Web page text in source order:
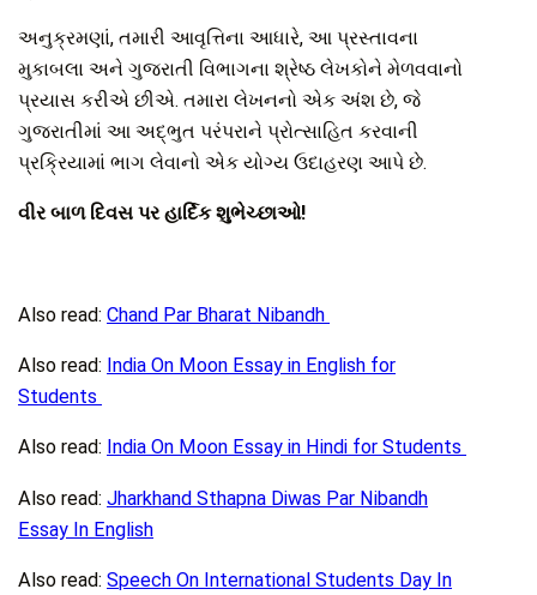
અનુક્રમણાં, તમારી આવૃત્તિના આધારે, આ પ્રસ્તાવના
મુકાબલા અને ગુજરાતી વિભાગના શ્રેષ્ઠ લેખકોને મેળવવાનો
પ્રયાસ કરીએ છીએ. તમારા લેખનનો એક અંશ છે, જે
ગુજરાતીમાં આ અદ્ભુત પરંપરાને પ્રોત્સાહિત કરવાની
પ્રક્રિયામાં ભાગ લેવાનો એક યોગ્ય ઉદાહરણ આપે છે.
વીર બાળ દિવસ પર હાર્દિક શુભેચ્છાઓ!
Also read:Chand Par Bharat Nibandh
Also read: India On Moon Essay in English for
Students
Also read: India On Moon Essay in Hindi for Students
Also read:Jharkhand Sthapna Diwas Par Nibandh
Essay In English
Also read:Speech On International Students Day In